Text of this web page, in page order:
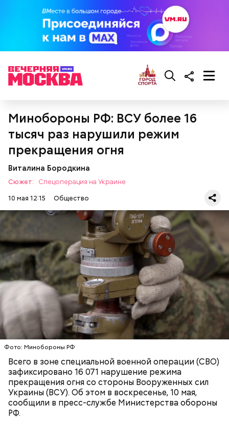
Минобороны РФ: ВСУ более 16
тысяч раз нарушили режим
прекращения огня
Виталина Бородкина
Сюжет:
Спецоперация на Украине
10 мая 12:15
Общество
Фото: Минобороны РФ
Всего в зоне специальной военной операции (СВО)
зафиксировано 16 071 нарушение режима
прекращения огня со стороны Вооруженных сил
Украины (ВСУ). Об этом в воскресенье, 10 мая,
сообщили в пресс-службе Министерства обороны
РФ.
Ингредиенты:
растительное масло;
помидоры черри либо грунтовые.
Ранние плоды, по словам врача, лучше не есть:
беременным, кормящим женщинам;
людям с ослабленной иммунной системой;
детям.
— Там может содержаться огромное количество
нитратов, которое вызовет головокружение,
гипоксию и ухудшение физического состояния, —